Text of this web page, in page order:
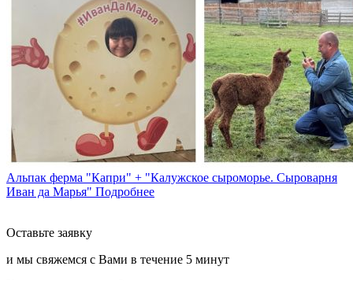
Альпак ферма "Капри" + "Калужское сыроморье. Сыроварня
Иван да Марья" Подробнее
Оставьте заявку
и мы свяжемся с Вами в течение 5 минут